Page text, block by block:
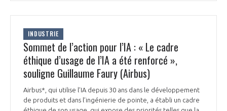
INDUSTRIE
Sommet de l’action pour l’IA : « Le cadre
éthique d’usage de l’IA a été renforcé »,
souligne Guillaume Faury (Airbus)
Airbus*, qui utilise l’IA depuis 30 ans dans le développement
de produits et dans l’ingénierie de pointe, a établi un cadre